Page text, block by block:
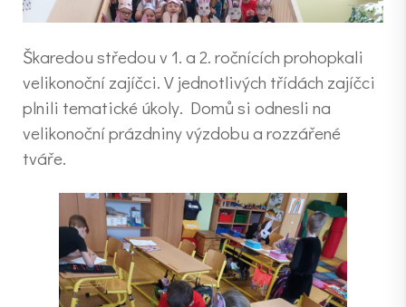
Škaredou středou v 1. a 2. ročnících prohopkali
velikonoční zajíčci. V jednotlivých třídách zajíčci
plnili tematické úkoly. Domů si odnesli na
velikonoční prázdniny výzdobu a rozzářené
tváře.